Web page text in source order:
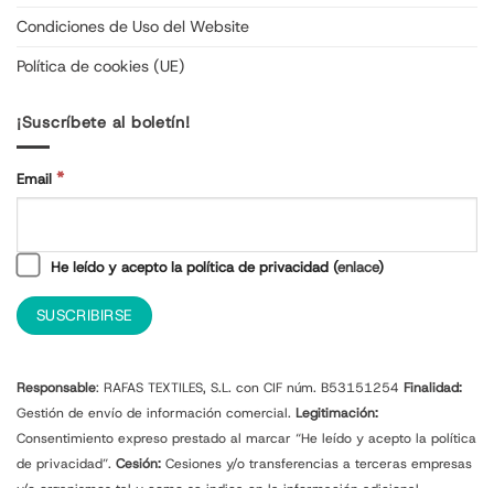
Condiciones de Uso del Website
Política de cookies (UE)
¡Suscríbete al boletín!
Email *
He leído y acepto la política de privacidad (enlace)
Responsable: RAFAS TEXTILES, S.L. con CIF núm. B53151254 Finalidad:
Gestión de envío de información comercial. Legitimación:
Consentimiento expreso prestado al marcar “He leído y acepto la política
de privacidad”. Cesión: Cesiones y/o transferencias a terceras empresas